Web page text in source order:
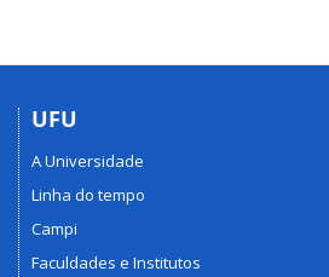
UFU
A Universidade
Linha do tempo
Campi
Faculdades e Institutos